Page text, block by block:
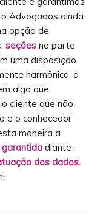
Advogados ainda
opção de
seçõesno parte
uma disposição
harmônica, a
algo que
cliente que não
e o conhecedor
maneira a
garantida diante
dos dados.